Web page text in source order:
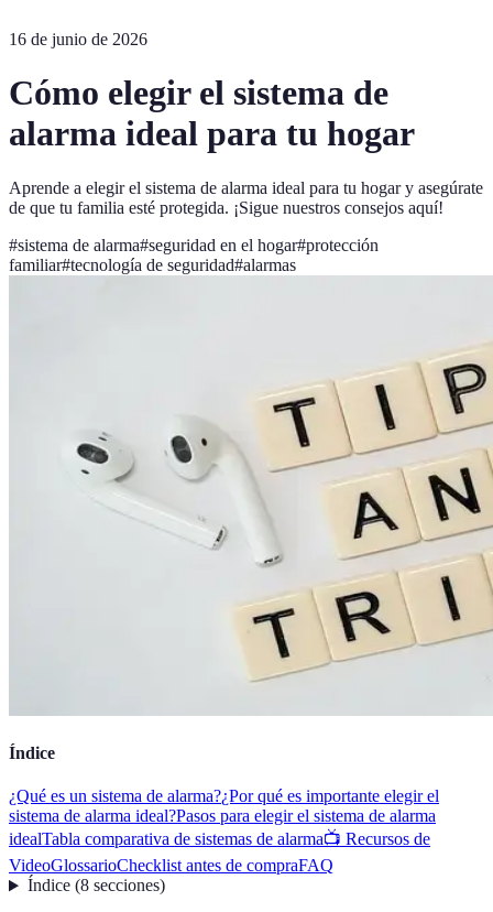
16 de junio de 2026
Cómo elegir el sistema de
alarma ideal para tu hogar
Aprende a elegir el sistema de alarma ideal para tu hogar y asegúrate
de que tu familia esté protegida. ¡Sigue nuestros consejos aquí!
#sistema de alarma#seguridad en el hogar#protección
familiar#tecnología de seguridad#alarmas
Índice
¿Qué es un sistema de alarma?¿Por qué es importante elegir el
sistema de alarma ideal?Pasos para elegir el sistema de alarma
idealTabla comparativa de sistemas de alarma📺 Recursos de
VideoGlossarioChecklist antes de compraFAQ
Índice(8 secciones)